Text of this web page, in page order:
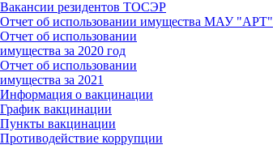
Вакансии резидентов ТОСЭР
Отчет об использовании имущества МАУ "АРТ"
Отчет об использовании
имущества за 2020 год
Отчет об использовании
имущества за 2021
Информация о вакцинации
График вакцинации
Пункты вакцинации
Противодействие коррупции